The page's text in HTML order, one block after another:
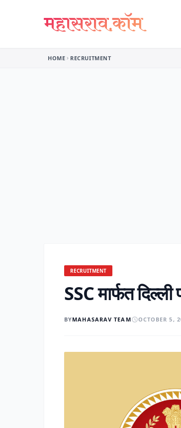
HOME RECRUITMENT
RECRUITMENT
SSC मार्फत
BYMAHASARAV TEAM OCTOBER 5,